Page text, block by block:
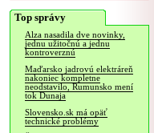
Top správy
Alza nasadila dve novinky,
jednu užitočnú a jednu
kontroverznú
Maďarsko jadrovú elektráreň
nakoniec kompletne
neodstavilo, Rumunsko mení
tok Dunaja
Slovensko.sk má opäť
technické problémy